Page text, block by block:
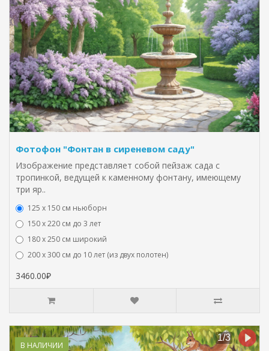
Фотофон "Фонтан в сиреневом саду"
Изображение представляет собой пейзаж сада с
тропинкой, ведущей к каменному фонтану, имеющему
три яр..
125 x 150 см ньюборн
150 х 220 см до 3 лет
180 х 250 см широкий
200 х 300 см до 10 лет (из двух полотен)
3460.00₽
В НАЛИЧИИ